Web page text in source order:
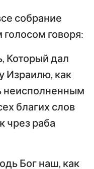
собрание
говоря:
Который дал
Израилю, как
неисполненным
благих слов
чрез раба
Бог наш, как